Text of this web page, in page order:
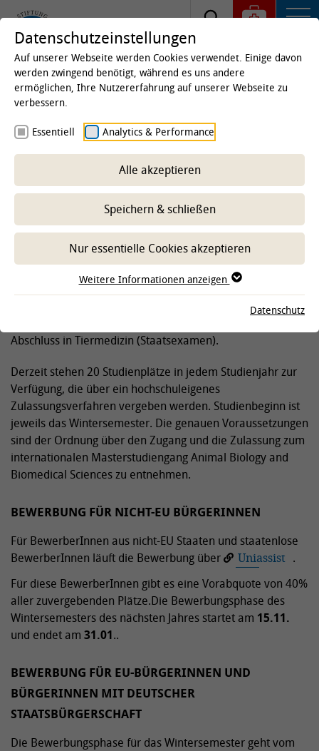
Startseite
Bewerbung
-- Unterbereich wählen --
Der Studiengang Animal Biology and Biomedical Sciences
richtet sich an Absolventinnen und Absolventen mit
Bachelorabschluss in den Fächern Biologie, Biochemie
oder in einem vergleichbaren naturwissenschaftlichen
Abschluss in Tiermedizin (Staatsexamen).
Derzeit stehen 20 Studienplätze in jedem Studienjahr zur
Verfügung, die über ein hochschuleigenes
Zulassungsverfahren vergeben werden. Studienbeginn ist
jeweils das Wintersemester. Die genauen Voraussetzungen
sind der Ordnung über den Zugang und die Zulassung zum
internationalen Masterstudiengang Animal Biology and
Biomedical Sciences zu entnehmen.
BEWERBUNG FÜR NICHT-EU BÜRGERINNEN
Für BewerberInnen aus nicht-EU Staaten und staatenlose
BewerberInnen läuft die Bewerbung über
Uniassist .
Für diese BewerberInnen gibt es eine Vorabquote von 40%
aller zuvergebenden Plätze.Die Bewerbungsphase des
Wintersemesters des nächsten Jahres startet am 15.11.
und endet am 31.01..
BEWERBUNG FÜR EU-BÜRGERINNEN UND
BÜRGERINNEN MIT DEUTSCHER
STAATSBÜRGERSCHAFT
Die Bewerbungsphase für das Wintersemester geht vom
Datenschutzeinstellungen
Auf unserer Webseite werden Cookies verwendet. Einige davon
werden zwingend benötigt, während es uns andere
ermöglichen, Ihre Nutzererfahrung auf unserer Webseite zu
verbessern.
Essentiell Analytics & Performance
Alle akzeptieren
Speichern & schließen
Nur essentielle Cookies akzeptieren
Weitere Informationen anzeigen
Datenschutz